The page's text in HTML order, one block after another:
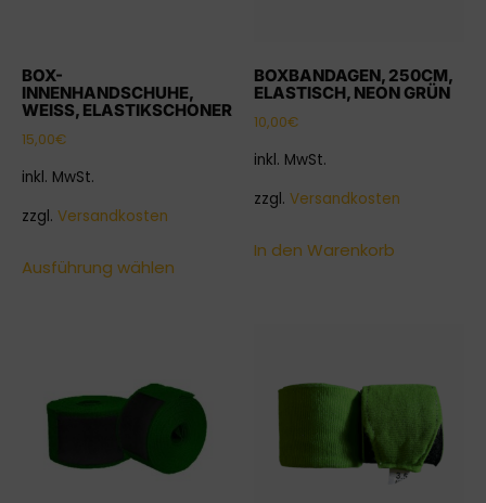
BOX-
INNENHANDSCHUHE,
WEISS, ELASTIKSCHONER
15,00€
inkl. MwSt.
zzgl. Versandkosten
Ausführung wählen
BOXBANDAGEN, 250CM,
ELASTISCH, NEON GRÜN
10,00€
inkl. MwSt.
zzgl. Versandkosten
In den Warenkorb